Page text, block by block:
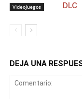
Videojuegos
DLC
DEJA UNA